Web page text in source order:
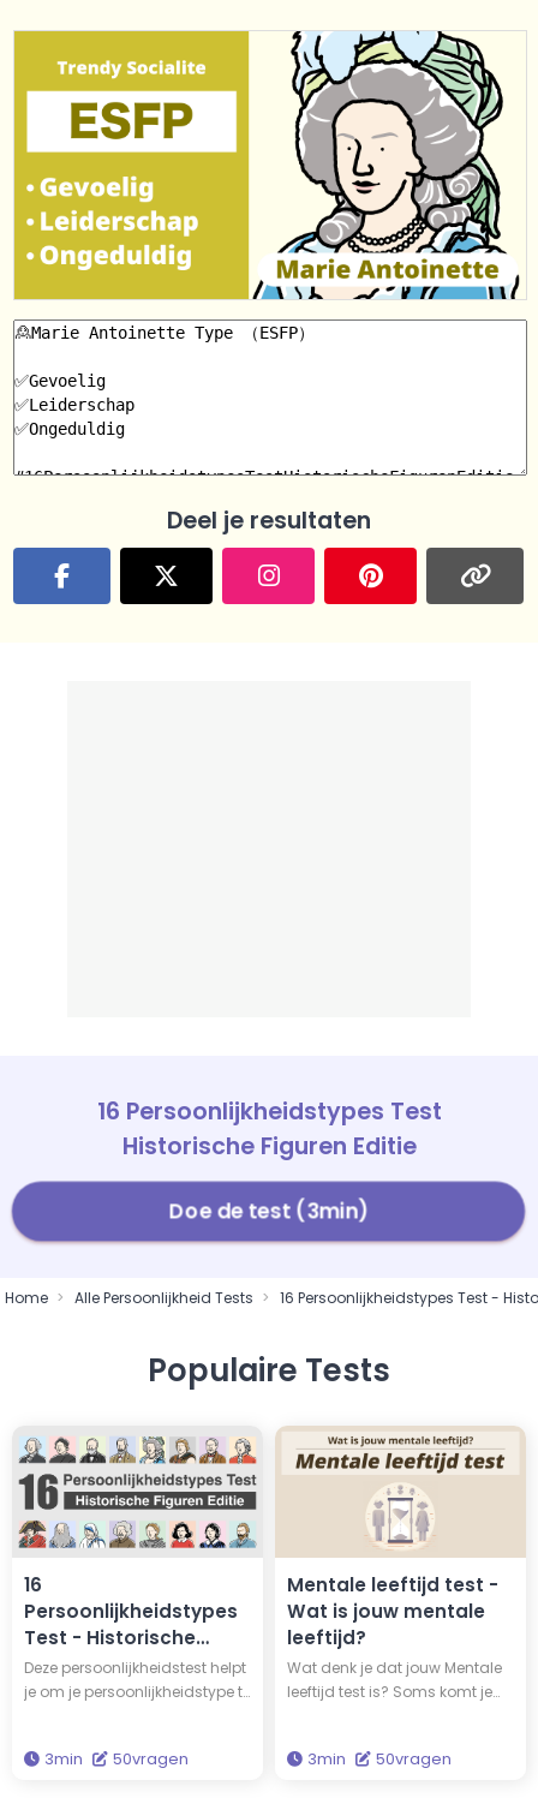
Deel je resultaten
16 Persoonlijkheidstypes Test
Historische Figuren Editie
Doe de test (3min)
Home Alle Persoonlijkheid Tests 16 Persoonlijkheidstypes Test -
Populaire Tests
16
Persoonlijkheidstypes
Test - Historische
Figuren Editie
Deze persoonlijkheidstest helpt
je om je persoonlijkheidstype te
hetzelfde persoonlijkheidstype
3min 50vragen
Mentale leeftijd test -
Wat is jouw mentale
leeftijd?
Wat denk je dat jouw Mentale
leeftijd test is? Soms komt je
volwassener of juist jonger zijn.
3min 50vragen